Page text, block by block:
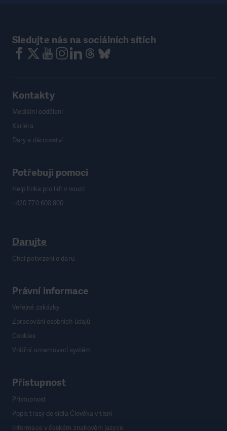
Sledujte nás na sociálních sítích
Kontakty
Mediální oddělení
Kariéra
Dary a dárcovství
Potřebuji pomoci
Help linka pro lidi v nouzi:
+420 770 600 800
Darujte
Chci potvrzení o daru
Právní informace
Veřejné zakázky
Zpracování osobních údajů
Cookies
Vnitřní oznamovací systém
Přístupnost
Přístupnost
Popis trasy do sídla Člověka v tísni
Informace v českém znakovém jazyce